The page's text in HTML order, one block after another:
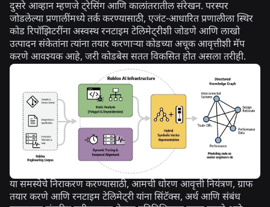
दुसरे आव्हान म्हणजे ट्रेसिंग आणि कालांतरातील संरेखन. परस्पर
जोडलेल्या प्रणालींमध्ये तर्क करण्यासाठी, एजंट-आधारित प्रणालीला स्थिर
कोड रिपॉझिटरींना अस्वस्थ रनटाइम टेलिमेट्रीशी जोडणे आणि लाखो
उत्पादन संकेतांना त्यांना तयार करणाऱ्या कोडच्या अचूक आवृत्तीशी मॅप
करणे आवश्यक आहे, जरी कोडबेस सतत विकसित होत असला तरीही.
या समस्येचे निराकरण करण्यासाठी, आमची धोरण आवृत्ती नियंत्रण, ग्राफ
तयार करणे आणि रनटाइम टेलिमेट्री यांना सिंटॅक्स, अर्थ आणि संबंध